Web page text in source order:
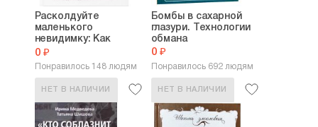
Расколдуйте
маленького
невидимку: Как
преодолеть...
0 ₽
Понравилось 148 людям
НЕТ В НАЛИЧИИ
Бомбы в сахарной
глазури. Технологии
обмана
0 ₽
Понравилось 692 людям
НЕТ В НАЛИЧИИ